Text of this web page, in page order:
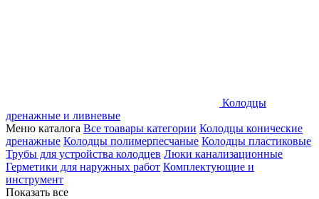
Колодцы
дренажные и ливневые
Меню каталога Все тоавары категории Колодцы конические
дренажные Колодцы полимерпесчаные Колодцы пластиковые
Трубы для устройства колодцев Люки канализационные
Герметики для наружных работ Комплектующие и
инструмент
Показать все